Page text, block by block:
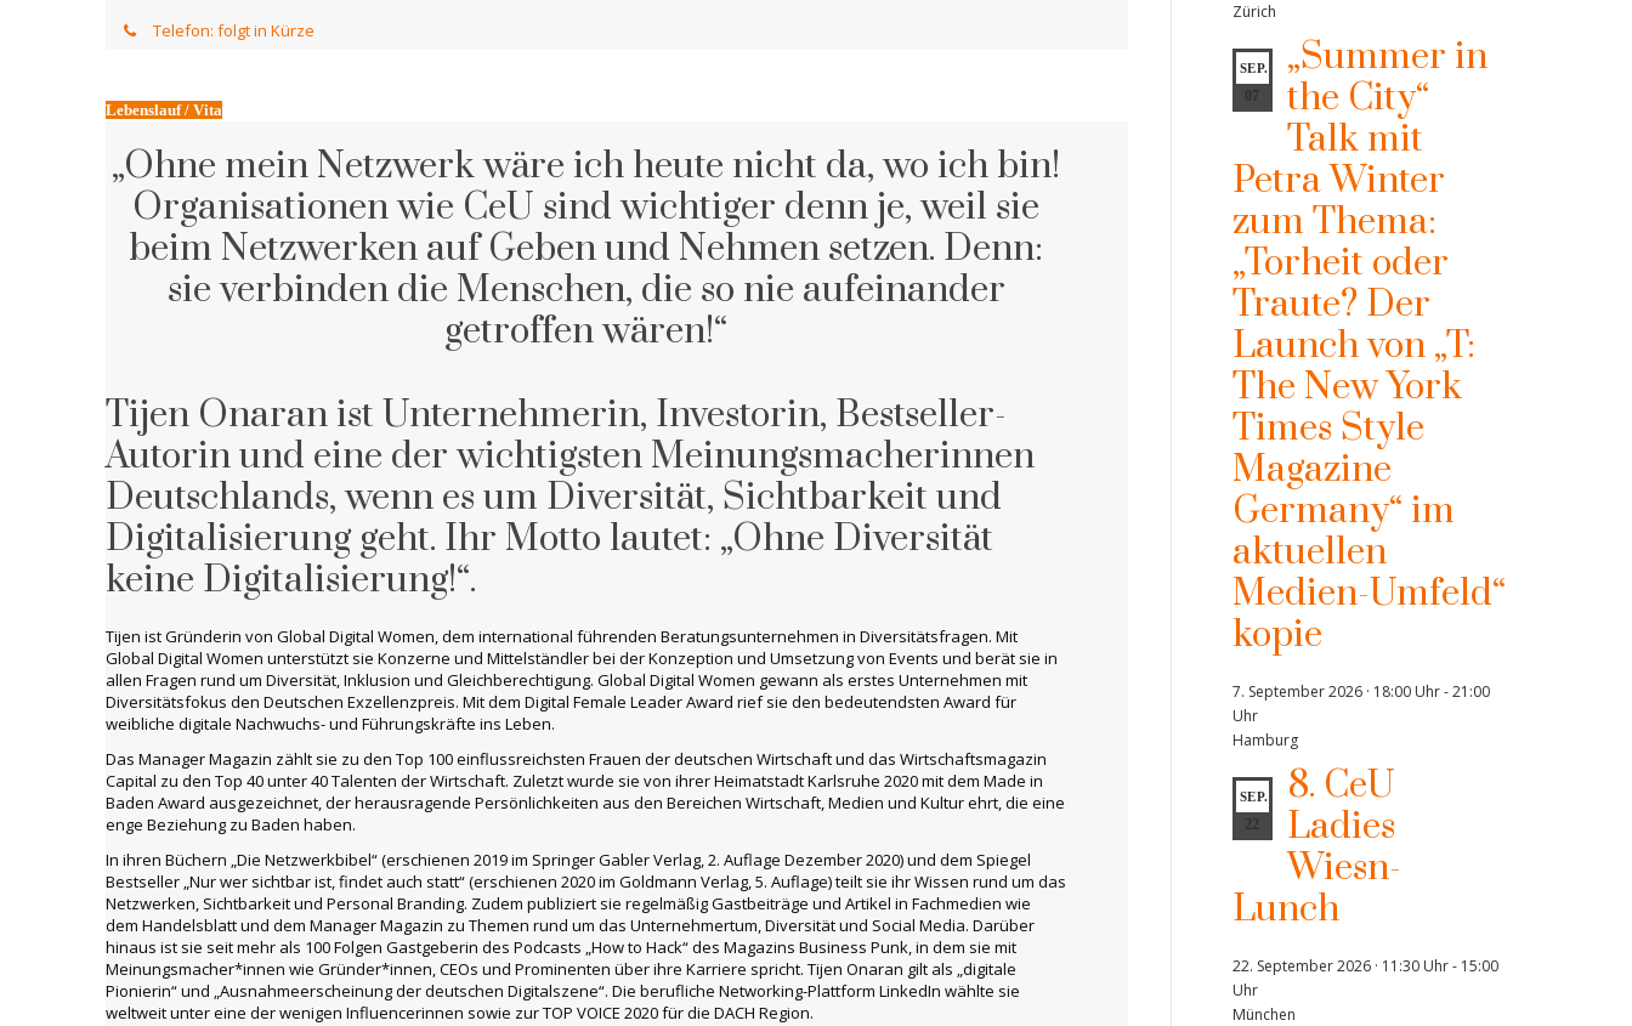
Telefon: folgt in Kürze
Lebenslauf / Vita
„Ohne mein Netzwerk wäre ich heute nicht da, wo ich bin!
Organisationen wie CeU sind wichtiger denn je, weil sie
beim Netzwerken auf Geben und Nehmen setzen. Denn:
sie verbinden die Menschen, die so nie aufeinander
getroffen wären!“
Tijen Onaran ist Unternehmerin, Investorin, Bestseller-
Autorin und eine der wichtigsten Meinungsmacherinnen
Deutschlands, wenn es um Diversität, Sichtbarkeit und
Digitalisierung geht. Ihr Motto lautet: „Ohne Diversität
keine Digitalisierung!“.
Tijen ist Gründerin von Global Digital Women, dem international führenden Beratungsunternehmen in Diversitätsfragen. Mit
Global Digital Women unterstützt sie Konzerne und Mittelständler bei der Konzeption und Umsetzung von Events und berät sie in
allen Fragen rund um Diversität, Inklusion und Gleichberechtigung. Global Digital Women gewann als erstes Unternehmen mit
Diversitätsfokus den Deutschen Exzellenzpreis. Mit dem Digital Female Leader Award rief sie den bedeutendsten Award für
weibliche digitale Nachwuchs- und Führungskräfte ins Leben.
Das Manager Magazin zählt sie zu den Top 100 einflussreichsten Frauen der deutschen Wirtschaft und das Wirtschaftsmagazin
Capital zu den Top 40 unter 40 Talenten der Wirtschaft. Zuletzt wurde sie von ihrer Heimatstadt Karlsruhe 2020 mit dem Made in
Baden Award ausgezeichnet, der herausragende Persönlichkeiten aus den Bereichen Wirtschaft, Medien und Kultur ehrt, die eine
enge Beziehung zu Baden haben.
In ihren Büchern „Die Netzwerkbibel“ (erschienen 2019 im Springer Gabler Verlag, 2. Auflage Dezember 2020) und dem Spiegel
Bestseller „Nur wer sichtbar ist, findet auch statt“ (erschienen 2020 im Goldmann Verlag, 5. Auflage) teilt sie ihr Wissen rund um das
Netzwerken, Sichtbarkeit und Personal Branding. Zudem publiziert sie regelmäßig Gastbeiträge und Artikel in Fachmedien wie
dem Handelsblatt und dem Manager Magazin zu Themen rund um das Unternehmertum, Diversität und Social Media. Darüber
hinaus ist sie seit mehr als 100 Folgen Gastgeberin des Podcasts „How to Hack“ des Magazins Business Punk, in dem sie mit
Meinungsmacher*innen wie Gründer*innen, CEOs und Prominenten über ihre Karriere spricht. Tijen Onaran gilt als „digitale
Pionierin“ und „Ausnahmeerscheinung der deutschen Digitalszene“. Die berufliche Networking-Plattform LinkedIn wählte sie
weltweit unter eine der wenigen Influencerinnen sowie zur TOP VOICE 2020 für die DACH Region.
Zürich
SEP.
07
„Summer in
the City“
Talk mit
Petra Winter
zum Thema:
„Torheit oder
Traute? Der
Launch von „T:
The New York
Times Style
Magazine
Germany“ im
aktuellen
Medien-Umfeld“
kopie
7. September 2026 · 18:00 Uhr-21:00
Uhr
Hamburg
SEP.
22
8. CeU
Ladies
Wiesn-
Lunch
22. September 2026 · 11:30 Uhr- 15:00
Uhr
München